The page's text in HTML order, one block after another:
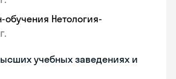
обучения Нетология-
учебных заведениях и